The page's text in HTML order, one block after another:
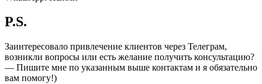
P.S.
Заинтересовало привлечение клиентов через Телеграм,
возникли вопросы или есть желание получить консультацию?
— Пишите мне по указанным выше контактам и я обязательно
вам помогу!)